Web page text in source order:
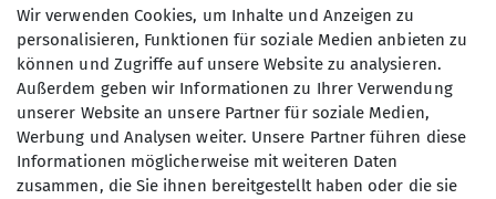
genüssliche Bergerlebnisse im Zillertal!
zur Karl-von-Edel-Hütte
Wir verwenden Cookies, um Inhalte und Anzeigen zu
personalisieren, Funktionen für soziale Medien anbieten zu
können und Zugriffe auf unsere Website zu analysieren.
Außerdem geben wir Informationen zu Ihrer Verwendung
unserer Website an unsere Partner für soziale Medien,
Werbung und Analysen weiter. Unsere Partner führen diese
Informationen möglicherweise mit weiteren Daten
zusammen, die Sie ihnen bereitgestellt haben oder die sie